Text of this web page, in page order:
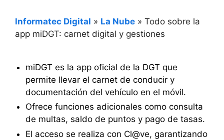
Informatec Digital » La Nube » Todo sobre la
app miDGT: carnet digital y gestiones
miDGT es la app oficial de la DGT que
permite llevar el carnet de conducir y
documentación del vehículo en el móvil.
Ofrece funciones adicionales como consulta
de multas, saldo de puntos y pago de tasas.
El acceso se realiza con Cl@ve, garantizando